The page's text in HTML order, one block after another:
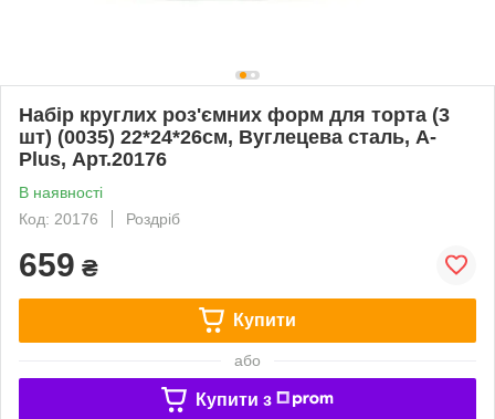
Набір круглих роз'ємних форм для торта (3
шт) (0035) 22*24*26см, Вуглецева сталь, A-
Plus, Арт.20176
В наявності
Код: 20176
Роздріб
659 ₴
Купити
або
Купити з